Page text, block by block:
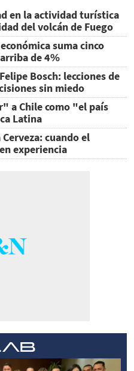
en la actividad turística
del volcán de Fuego
suma cinco
de 4%
Bosch: lecciones de
sin miedo
a Chile como "el país
Latina
cuando el
experiencia